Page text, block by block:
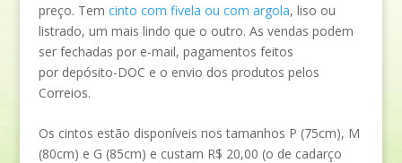
preço. Tem cinto com fivela ou com argola, liso ou
listrado, um mais lindo que o outro. As vendas podem
ser fechadas por e-mail, pagamentos feitos
por depósito-DOC e o envio dos produtos pelos
Correios.
Os cintos estão disponíveis nos tamanhos P (75cm), M
(80cm) e G (85cm) e custam R$ 20,00 (o de cadarço